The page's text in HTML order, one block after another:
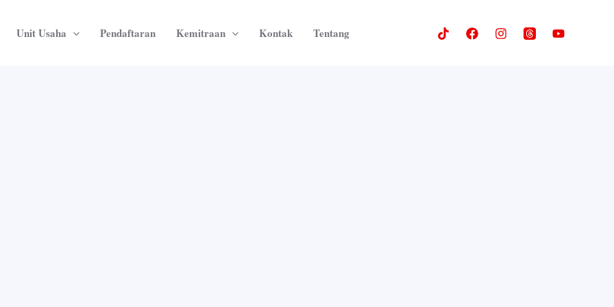
Unit Usaha Pendaftaran Kemitraan Kontak Tentang